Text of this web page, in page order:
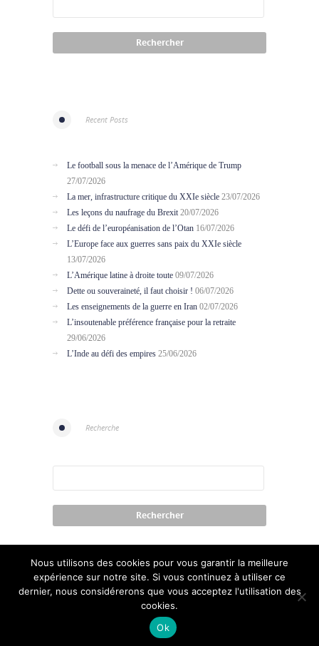
Recent Posts
Le football sous la menace de l’Amérique de Trump
27/07/2026
La mer, infrastructure critique du XXIe siècle 23/07/2026
Les leçons du naufrage du Brexit 20/07/2026
Le défi de l’européanisation de l’Otan 16/07/2026
L’Europe face aux guerres sans paix du XXIe siècle
13/07/2026
L’Amérique latine à droite toute 09/07/2026
Dette ou souveraineté, il faut choisir ! 06/07/2026
Les enseignements de la guerre en Iran 02/07/2026
L’insoutenable préférence française pour la retraite
29/06/2026
L’Inde au défi des empires 25/06/2026
Recherche
Conditions of use
Nous utilisons des cookies pour vous garantir la meilleure
expérience sur notre site. Si vous continuez à utiliser ce
dernier, nous considérerons que vous acceptez l'utilisation des
cookies.
Ok